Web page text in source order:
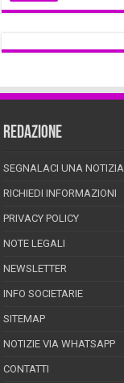
REDAZIONE
SEGNALACI UNA NOTIZIA
RICHIEDI INFORMAZIONI
PRIVACY POLICY
NOTE LEGALI
NEWSLETTER
INFO SOCIETARIE
SITEMAP
NOTIZIE VIA WHATSAPP
CONTATTI